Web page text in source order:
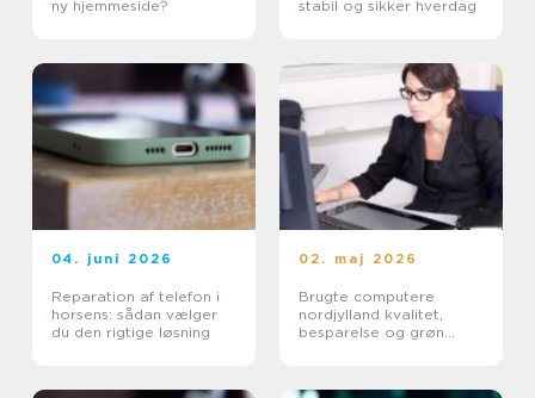
ny hjemmeside?
stabil og sikker hverdag
04. juni 2026
Reparation af telefon i
horsens: sådan vælger
du den rigtige løsning
02. maj 2026
Brugte computere
nordjylland kvalitet,
besparelse og grøn